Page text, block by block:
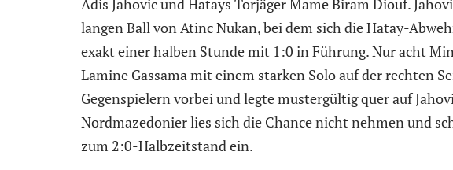
Adis Jahovic und Hatays Torjäger Mame Biram Diouf.
langen Ball von Atinc Nukan, bei dem sich die Hatay-
exakt einer halben Stunde mit 1:0 in Führung. Nur acht
Lamine Gassama mit einem starken Solo auf der rechten
Gegenspielern vorbei und legte mustergültig quer auf
Nordmazedonier lies sich die Chance nicht nehmen und
zum 2:0-Halbzeitstand ein.